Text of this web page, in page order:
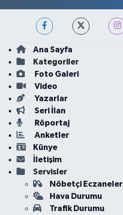
Ana Sayfa
Kategoriler
Foto Galeri
Video
Yazarlar
Seri İlan
Röportaj
Anketler
Künye
İletişim
Servisler
Nöbetçi Eczaneler
Hava Durumu
Trafik Durumu